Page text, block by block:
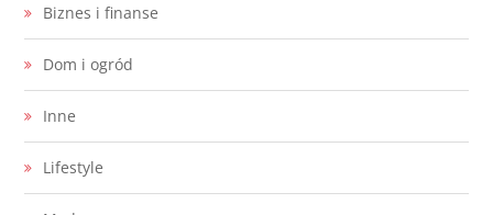
Biznes i finanse
Dom i ogród
Inne
Lifestyle